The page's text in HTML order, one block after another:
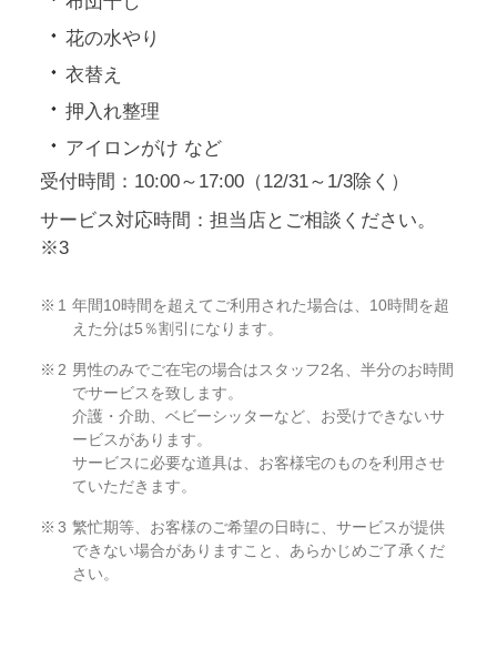
花の水やり
衣替え
押入れ整理
アイロンがけ など
受付時間：10:00～17:00（12/31～1/3除く）
サービス対応時間：担当店とご相談ください。
※3
年間10時間を超えてご利用された場合は、10時間を超
えた分は5％割引になります。
男性のみでご在宅の場合はスタッフ2名、半分のお時間
でサービスを致します。
介護・介助、ベビーシッターなど、お受けできないサ
ービスがあります。
サービスに必要な道具は、お客様宅のものを利用させ
ていただきます。
繁忙期等、お客様のご希望の日時に、サービスが提供
できない場合がありますこと、あらかじめご了承くだ
さい。